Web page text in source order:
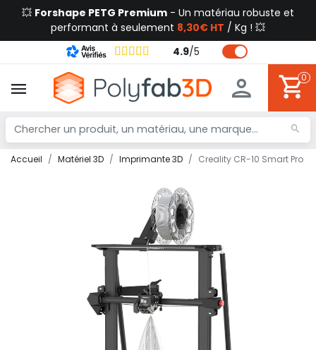
💥 Forshape PETG Premium - Un matériau robuste et
performant à seulement 8,30€ HT / Kg ! 💥
4.9/5
0
Accueil Matériel 3D Imprimante 3D Creality CR-10 Smart Pro